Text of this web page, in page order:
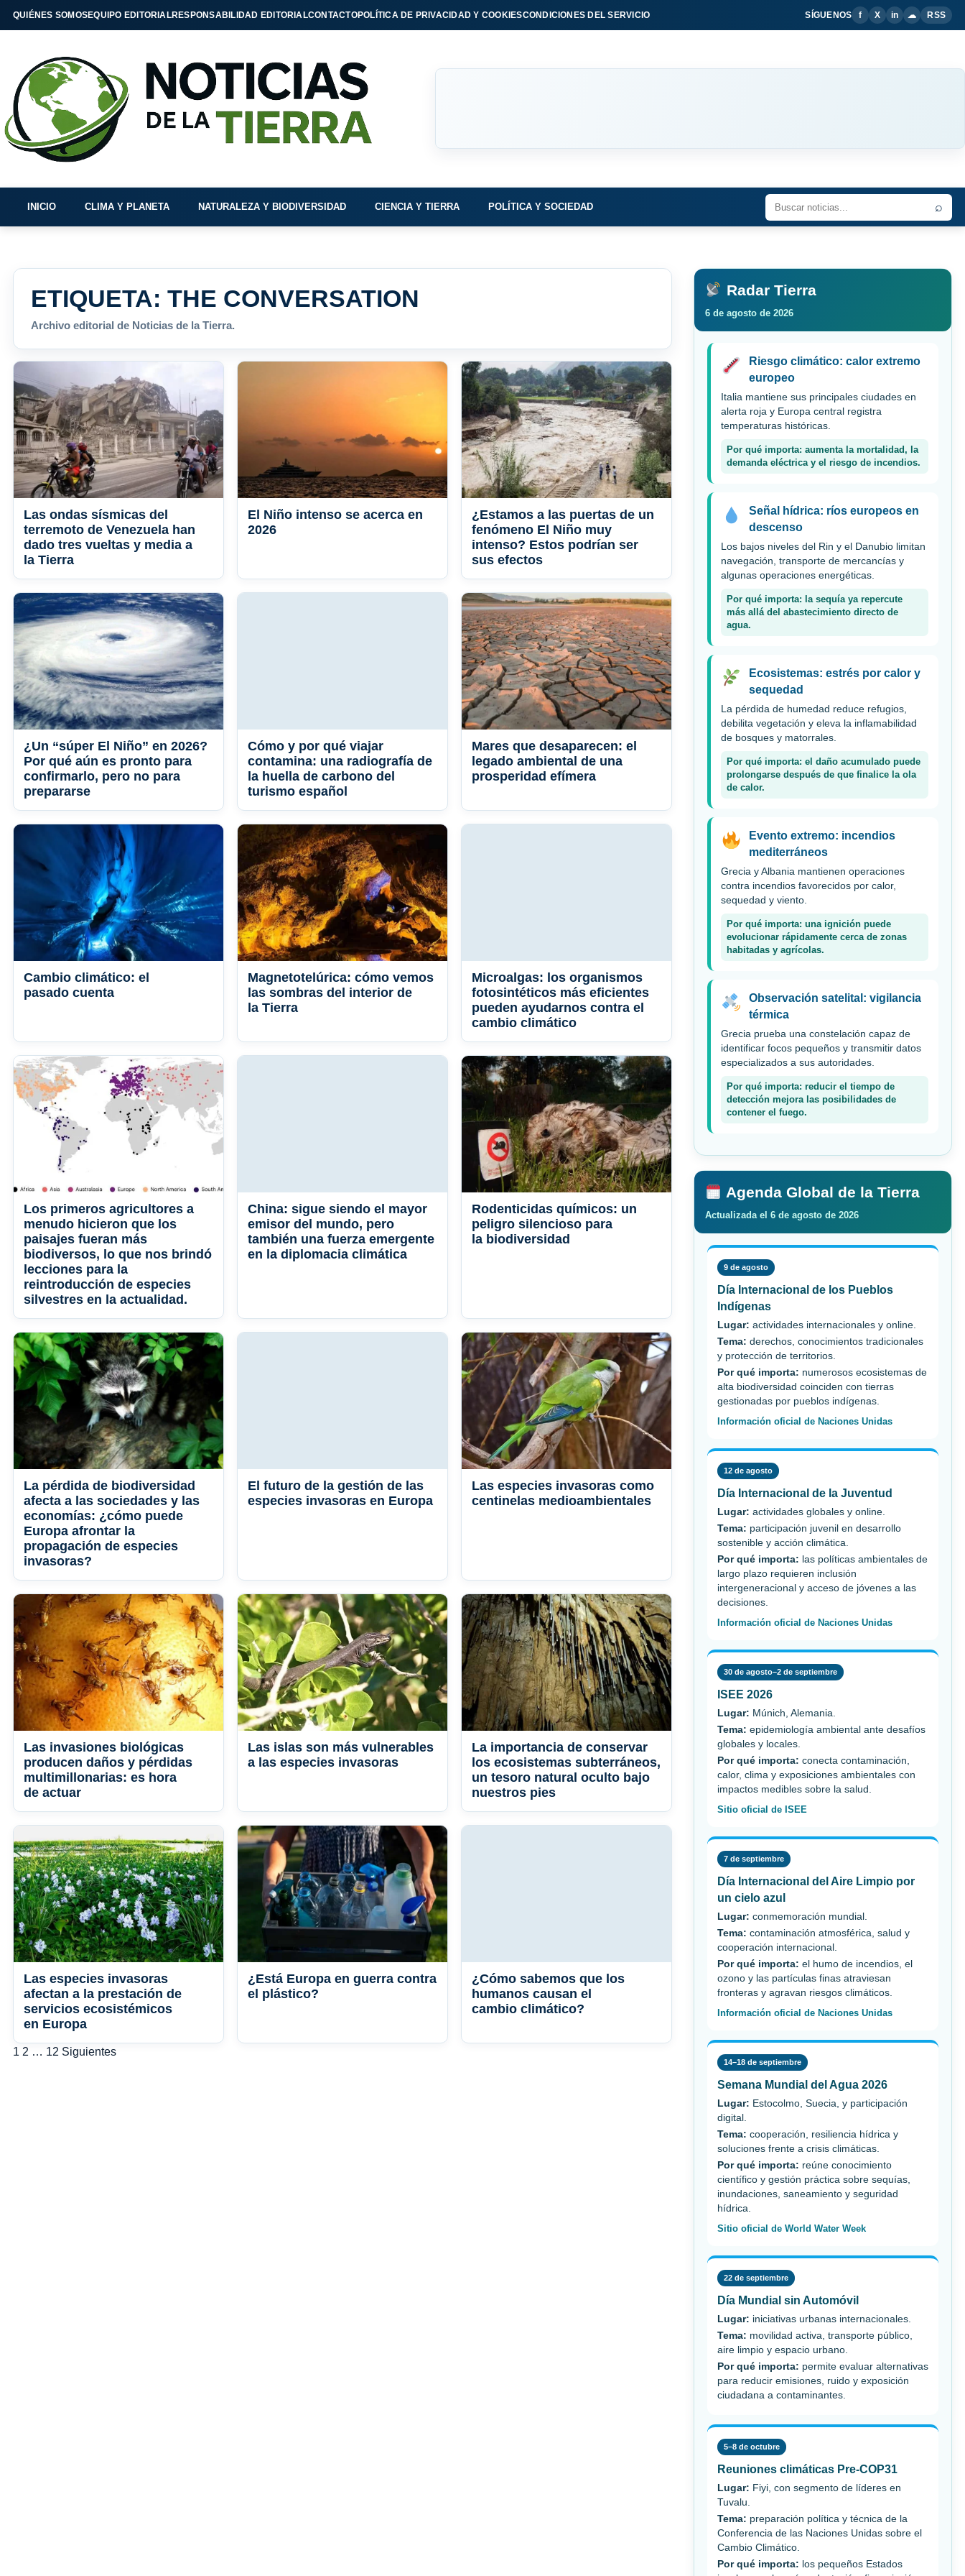
QUIÉNES SOMOSEQUIPO EDITORIALRESPONSABILIDAD EDITORIALCONTACTOPOLÍTICA DE PRIVACIDAD Y COOKIESCONDICIONES DEL SERVICIO SÍGUENOS f X in ☁ RSS
INICIO CLIMA Y PLANETA NATURALEZA Y BIODIVERSIDAD CIENCIA Y TIERRA POLÍTICA Y SOCIEDAD ⌕
ETIQUETA: THE CONVERSATION
Archivo editorial de Noticias de la Tierra.
Las ondas sísmicas del
terremoto de Venezuela han
dado tres vueltas y media a
la Tierra
El Niño intenso se acerca en
2026
¿Estamos a las puertas de un
fenómeno El Niño muy
intenso? Estos podrían ser
sus efectos
¿Un “súper El Niño” en 2026?
Por qué aún es pronto para
confirmarlo, pero no para
prepararse
Cómo y por qué viajar
contamina: una radiografía de
la huella de carbono del
turismo español
Mares que desaparecen: el
legado ambiental de una
prosperidad efímera
Cambio climático: el
pasado cuenta
Magnetotelúrica: cómo vemos
las sombras del interior de
la Tierra
Microalgas: los organismos
fotosintéticos más eficientes
pueden ayudarnos contra el
cambio climático
Los primeros agricultores a
menudo hicieron que los
paisajes fueran más
biodiversos, lo que nos brindó
lecciones para la
reintroducción de especies
silvestres en la actualidad.
China: sigue siendo el mayor
emisor del mundo, pero
también una fuerza emergente
en la diplomacia climática
Rodenticidas químicos: un
peligro silencioso para
la biodiversidad
La pérdida de biodiversidad
afecta a las sociedades y las
economías: ¿cómo puede
Europa afrontar la
propagación de especies
invasoras?
El futuro de la gestión de las
especies invasoras en Europa
Las especies invasoras como
centinelas medioambientales
Las invasiones biológicas
producen daños y pérdidas
multimillonarias: es hora
de actuar
Las islas son más vulnerables
a las especies invasoras
La importancia de conservar
los ecosistemas subterráneos,
un tesoro natural oculto bajo
nuestros pies
Las especies invasoras
afectan a la prestación de
servicios ecosistémicos
en Europa
¿Está Europa en guerra contra
el plástico?
¿Cómo sabemos que los
humanos causan el
cambio climático?
Paginación
1 2 … 12 Siguientes
Radar Tierra
6 de agosto de 2026
Riesgo climático: calor extremo
europeo
Italia mantiene sus principales ciudades en
alerta roja y Europa central registra
temperaturas históricas.
Por qué importa: aumenta la mortalidad, la
demanda eléctrica y el riesgo de incendios.
Señal hídrica: ríos europeos en
descenso
Los bajos niveles del Rin y el Danubio limitan
navegación, transporte de mercancías y
algunas operaciones energéticas.
Por qué importa: la sequía ya repercute
más allá del abastecimiento directo de
agua.
Ecosistemas: estrés por calor y
sequedad
La pérdida de humedad reduce refugios,
debilita vegetación y eleva la inflamabilidad
de bosques y matorrales.
Por qué importa: el daño acumulado puede
prolongarse después de que finalice la ola
de calor.
Evento extremo: incendios
mediterráneos
Grecia y Albania mantienen operaciones
contra incendios favorecidos por calor,
sequedad y viento.
Por qué importa: una ignición puede
evolucionar rápidamente cerca de zonas
habitadas y agrícolas.
Observación satelital: vigilancia
térmica
Grecia prueba una constelación capaz de
identificar focos pequeños y transmitir datos
especializados a sus autoridades.
Por qué importa: reducir el tiempo de
detección mejora las posibilidades de
contener el fuego.
Agenda Global de la Tierra
Actualizada el 6 de agosto de 2026
9 de agosto
Día Internacional de los Pueblos
Indígenas
Lugar: actividades internacionales y online.
Tema: derechos, conocimientos tradicionales
y protección de territorios.
Por qué importa: numerosos ecosistemas de
alta biodiversidad coinciden con tierras
gestionadas por pueblos indígenas.
Información oficial de Naciones Unidas
12 de agosto
Día Internacional de la Juventud
Lugar: actividades globales y online.
Tema: participación juvenil en desarrollo
sostenible y acción climática.
Por qué importa: las políticas ambientales de
largo plazo requieren inclusión
intergeneracional y acceso de jóvenes a las
decisiones.
Información oficial de Naciones Unidas
30 de agosto–2 de septiembre
ISEE 2026
Lugar: Múnich, Alemania.
Tema: epidemiología ambiental ante desafíos
globales y locales.
Por qué importa: conecta contaminación,
calor, clima y exposiciones ambientales con
impactos medibles sobre la salud.
Sitio oficial de ISEE
7 de septiembre
Día Internacional del Aire Limpio por
un cielo azul
Lugar: conmemoración mundial.
Tema: contaminación atmosférica, salud y
cooperación internacional.
Por qué importa: el humo de incendios, el
ozono y las partículas finas atraviesan
fronteras y agravan riesgos climáticos.
Información oficial de Naciones Unidas
14–18 de septiembre
Semana Mundial del Agua 2026
Lugar: Estocolmo, Suecia, y participación
digital.
Tema: cooperación, resiliencia hídrica y
soluciones frente a crisis climáticas.
Por qué importa: reúne conocimiento
científico y gestión práctica sobre sequías,
inundaciones, saneamiento y seguridad
hídrica.
Sitio oficial de World Water Week
22 de septiembre
Día Mundial sin Automóvil
Lugar: iniciativas urbanas internacionales.
Tema: movilidad activa, transporte público,
aire limpio y espacio urbano.
Por qué importa: permite evaluar alternativas
para reducir emisiones, ruido y exposición
ciudadana a contaminantes.
5–8 de octubre
Reuniones climáticas Pre-COP31
Lugar: Fiyi, con segmento de líderes en
Tuvalu.
Tema: preparación política y técnica de la
Conferencia de las Naciones Unidas sobre el
Cambio Climático.
Por qué importa: los pequeños Estados